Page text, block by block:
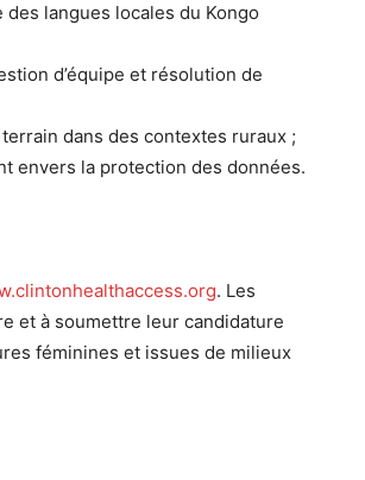
langues locales du Kongo
d’équipe et résolution de
dans des contextes ruraux ;
envers la protection des données.
. Les
et à soumettre leur candidature
féminines et issues de milieux